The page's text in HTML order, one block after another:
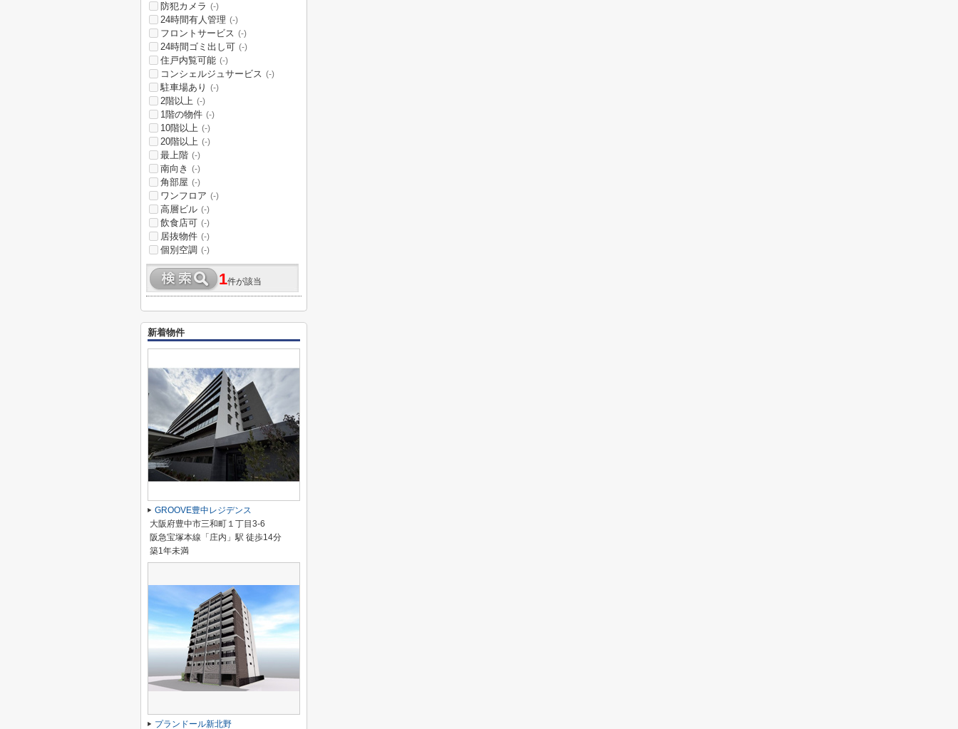
防犯カメラ (-)
24時間有人管理 (-)
フロントサービス (-)
24時間ゴミ出し可 (-)
住戸内覧可能 (-)
コンシェルジュサービス (-)
駐車場あり (-)
2階以上 (-)
1階の物件 (-)
10階以上 (-)
20階以上 (-)
最上階 (-)
南向き (-)
角部屋 (-)
ワンフロア (-)
高層ビル (-)
飲食店可 (-)
居抜物件 (-)
個別空調 (-)
1件が該当
新着物件
GROOVE豊中レジデンス
大阪府豊中市三和町１丁目3-6
阪急宝塚本線「庄内」駅 徒歩14分
築1年未満
プランドール新北野